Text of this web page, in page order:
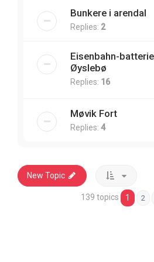
Bunkere i arendal
Replies: 2
Eisenbahn-
Øyslebø
Replies: 16
Møvik Fort
Replies: 4
New Topic
139 topics 1 2